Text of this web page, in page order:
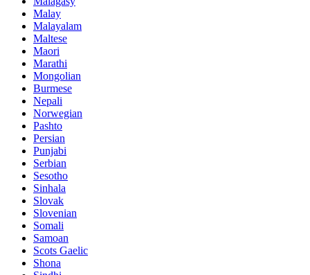
Malay
Malayalam
Maltese
Maori
Marathi
Mongolian
Burmese
Nepali
Norwegian
Pashto
Persian
Punjabi
Serbian
Sesotho
Sinhala
Slovak
Slovenian
Somali
Samoan
Scots Gaelic
Shona